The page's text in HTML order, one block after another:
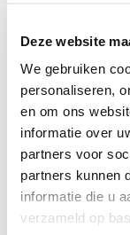
Deze website
We gebruiken
personaliseren,
en om ons
informatie over
partners voor
partners kunnen
informatie die u
verzameld op
Eigenschappen
Specificaties